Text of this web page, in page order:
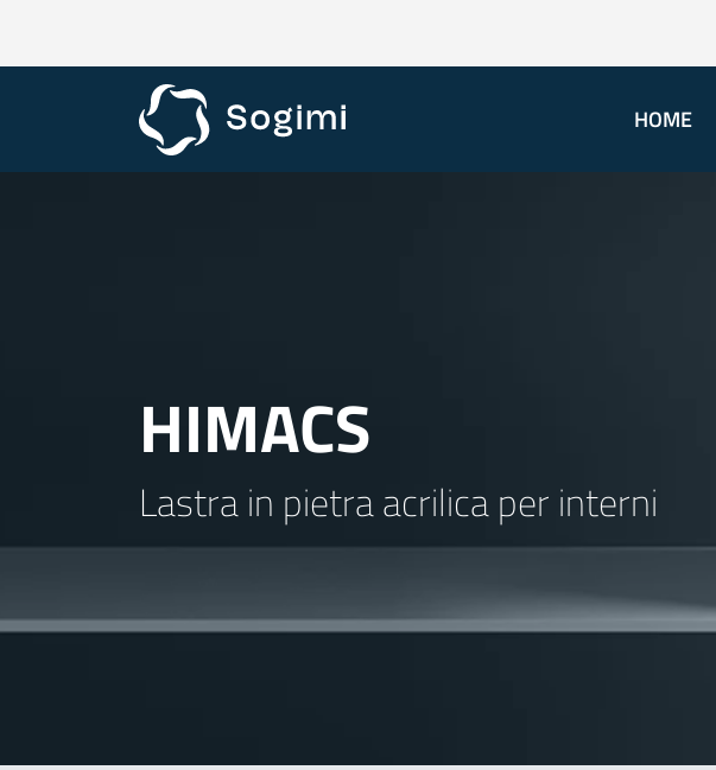
HOME
HIMACS
Lastra in pietra acrilica per interni